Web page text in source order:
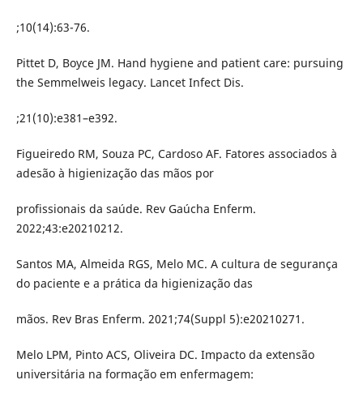
;10(14):63-76.
Pittet D, Boyce JM. Hand hygiene and patient care: pursuing
the Semmelweis legacy. Lancet Infect Dis.
;21(10):e381–e392.
Figueiredo RM, Souza PC, Cardoso AF. Fatores associados à
adesão à higienização das mãos por
profissionais da saúde. Rev Gaúcha Enferm.
2022;43:e20210212.
Santos MA, Almeida RGS, Melo MC. A cultura de segurança
do paciente e a prática da higienização das
mãos. Rev Bras Enferm. 2021;74(Suppl 5):e20210271.
Melo LPM, Pinto ACS, Oliveira DC. Impacto da extensão
universitária na formação em enfermagem: